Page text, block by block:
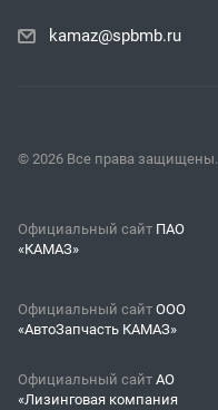
kamaz@spbmb.ru
© 2026 Все права защищены.
Официальный сайт ПАО
«КАМАЗ»
Официальный сайт ООО
«АвтоЗапчасть КАМАЗ»
Официальный сайт АО
«Лизинговая компания